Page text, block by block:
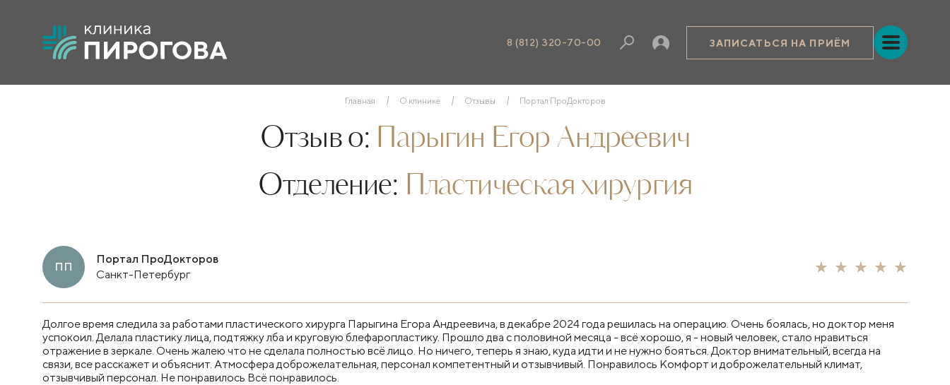
8 (812) 320-70-00 ЗАПИСАТЬСЯ НА ПРИЁМ
Главная О клинике Отзывы Портал ПроДокторов
Отзыв о: Парыгин Егор Андреевич
Отделение: Пластическая хирургия
ПП
Портал ПроДокторов
Санкт-Петербург
Долгое время следила за работами пластического хирурга Парыгина Егора Андреевича, в декабре 2024 года решилась на операцию. Очень боялась, но доктор меня
успокоил. Делала пластику лица, подтяжку лба и круговую блефаропластику​. Прошло два с половиной месяца - всё хорошо, я - новый человек, стало нравиться
отражение в зеркале. Очень жалею что не сделала полностью всё лицо. Но ничего, теперь я знаю, куда идти и не нужно бояться. Доктор внимательный, всегда на
связи, все расскажет и объяснит. Атмосфера доброжелательная, персонал компетентный и отзывчивый. Понравилось Комфорт и доброжелательный климат,
отзывчивый персонал. Не понравилось Всё понравилось.